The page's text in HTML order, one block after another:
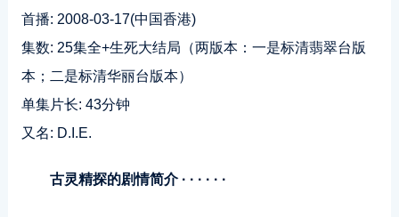
首播: 2008-03-17(中国香港)
集数: 25集全+生死大结局（两版本：一是标清翡翠台版
本；二是标清华丽台版本）
单集片长: 43分钟
又名: D.I.E.
古灵精探的剧情简介 · · · · · ·